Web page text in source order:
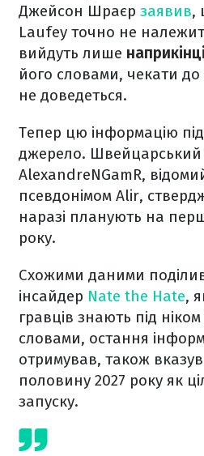
Джейсон Шраєр заявив,
Laufey точно не
вийдуть лише
його словами, чекати
не доведеться.
Тепер цю інформацію
джерело. Швейцарський
AlexandreNGamR,
псевдонімом Alir,
наразі планують на
року.
Схожими даними
інсайдер Nate the Hate,
гравців знають під
словами, остання
отримував, також
половину 2027 року як
запуску.